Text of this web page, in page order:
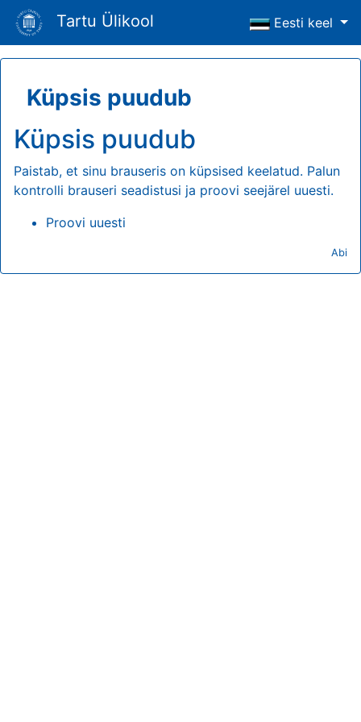
Tartu Ülikool Eesti keel
Küpsis puudub
Küpsis puudub
Paistab, et sinu brauseris on küpsised keelatud. Palun
kontrolli brauseri seadistusi ja proovi seejärel uuesti.
Proovi uuesti
Abi